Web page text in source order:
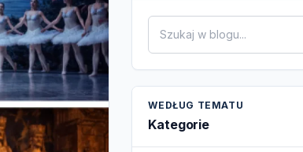
WEDŁUG TEMATU
Kategorie